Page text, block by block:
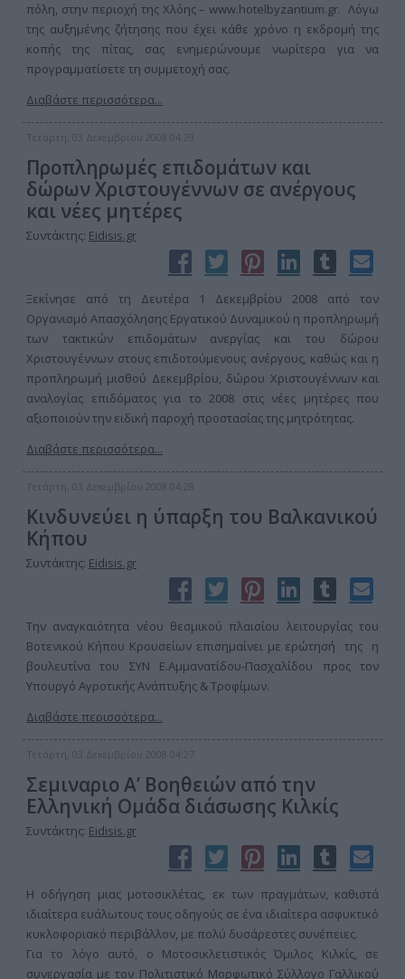
πόλη, στην περιοχή της Χλόης – www.hotelbyzantium.gr. Λόγω
της αυξημένης ζήτησης που έχει κάθε χρόνο η εκδρομή της
κοπής της πίτας, σας ενημερώνουμε νωρίτερα για να
προγραμματίσετε τη συμμετοχή σας.
Διαβάστε περισσότερα...
Τετάρτη, 03 Δεκεμβρίου 2008 04:29
Προπληρωμές επιδομάτων και
δώρων Χριστουγέννων σε ανέργους
και νέες μητέρες
Συντάκτης: Eidisis.gr
Ξεκίνησε από τη Δευτέρα 1 Δεκεμβρίου 2008 από τον
Οργανισμό Απασχόλησης Εργατικού Δυναμικού η προπληρωμή
των τακτικών επιδομάτων ανεργίας και του δώρου
Χριστουγέννων στους επιδοτούμενους ανέργους, καθώς και η
προπληρωμή μισθού Δεκεμβρίου, δώρου Χριστουγέννων και
αναλογίας επιδόματος για το 2008 στις νέες μητέρες που
αξιοποιούν την ειδική παροχή προστασίας της μητρότητας.
Διαβάστε περισσότερα...
Τετάρτη, 03 Δεκεμβρίου 2008 04:28
Κινδυνεύει η ύπαρξη του Βαλκανικού
Κήπου
Συντάκτης: Eidisis.gr
Την αναγκαιότητα νέου θεσμικού πλαισίου λειτουργίας του
Βοτενικού Κήπου Κρουσείων επισημαίνει με ερώτησή της η
βουλευτίνα του ΣΥΝ Ε.Αμμανατίδου-Πασχαλίδου προς τον
Υπουργό Αγροτικής Ανάπτυξης & Τροφίμων.
Διαβάστε περισσότερα...
Τετάρτη, 03 Δεκεμβρίου 2008 04:27
Σεμιναριο Α’ Βοηθειών από την
Ελληνική Ομάδα διάσωσης Κιλκίς
Συντάκτης: Eidisis.gr
Η οδήγηση μιας μοτοσικλέτας, εκ των πραγμάτων, καθιστά
ιδιαίτερα ευάλωτους τους οδηγούς σε ένα ιδιαίτερα ασφυκτικό
κυκλοφοριακό περιβάλλον, με πολύ δυσάρεστες συνέπειες.
Για το λόγο αυτό, ο Μοτοσικλετιστικός Όμιλος Κιλκίς, σε
συνεργασία με τον Πολιτιστικό Μορφωτικό Σύλλογο Γαλλικού